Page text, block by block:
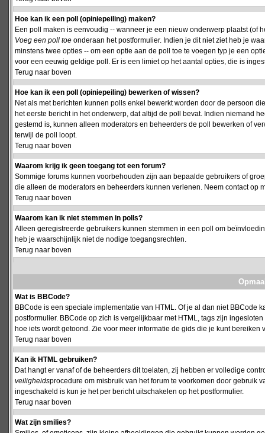
Hoe kan ik een poll (opiniepeiling) maken?
Een poll maken is eenvoudig -- wanneer je een nieuw onderwerp plaatst (of
Voeg een poll toe onderaan het postformulier. Indien je dit niet ziet heb je
minstens twee opties -- om een optie aan de poll toe te voegen typ je een
voor een eeuwig geldige poll. Er is een limiet op het aantal opties, die is
Terug naar boven
Hoe kan ik een poll (opiniepeiling) bewerken of wissen?
Net als met berichten kunnen polls enkel bewerkt worden door de persoon
het eerste bericht in het onderwerp, dat altijd de poll bevat. Indien niemand
gestemd is, kunnen alleen moderators en beheerders de poll bewerken of
terwijl de poll loopt.
Terug naar boven
Waarom krijg ik geen toegang tot een forum?
Sommige forums kunnen voorbehouden zijn aan bepaalde gebruikers of
die alleen de moderators en beheerders kunnen verlenen. Neem contact op
Terug naar boven
Waarom kan ik niet stemmen in polls?
Alleen geregistreerde gebruikers kunnen stemmen in een poll om
heb je waarschijnlijk niet de nodige toegangsrechten.
Terug naar boven
Wat is BBCode?
BBCode is een speciale implementatie van HTML. Of je al dan niet
postformulier. BBCode op zich is vergelijkbaar met HTML, tags zijn
hoe iets wordt getoond. Zie voor meer informatie de gids die je kunt bereiken
Terug naar boven
Kan ik HTML gebruiken?
Dat hangt er vanaf of de beheerders dit toelaten, zij hebben er volledige
veiligheidsprocedure om misbruik van het forum te voorkomen door gebruik
ingeschakeld is kun je het per bericht uitschakelen op het postformulier.
Terug naar boven
Wat zijn smilies?